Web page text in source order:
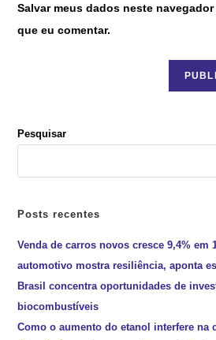
Salvar meus dados neste
que eu comentar.
Pesquisar
Posts recentes
Venda de carros novos cresce 9,4% em
automotivo mostra resiliência, aponta
Brasil concentra oportunidades de
biocombustíveis
Como o aumento do etanol interfere na